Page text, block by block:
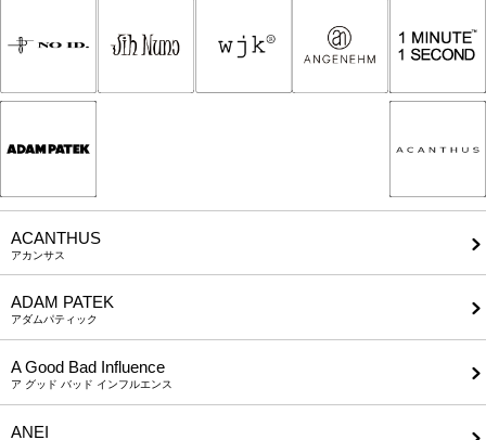
ACANTHUS
アカンサス
ADAM PATEK
アダムパティック
A Good Bad Influence
ア グッド バッド インフルエンス
ANEI